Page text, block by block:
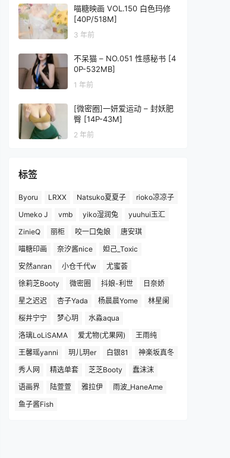
喵糖映画 VOL.150 白色玛修
[40P/518M]
3 年前
不呆猫 – NO.051 性感秘书 [4
0P-532MB]
1 年前
[微密圈]一妍爱运动 – 封妖肥
臀 [14P-43M]
2 年前
标签
Byoru LRXX Natsuko夏夏子
rioko凉凉子
Umeko J
vmb yiko湿润兔
yuuhui玉汇
ZinieQ
丽柜 咬一口兔娘
唐安琪
喵糖印画
奈汐酱nice
妲己_Toxic
安然anran
小仓千代w
尤蜜荟
徐莉芝Booty
微密圈 抖娘-利世
日奈娇
星之迟迟
杏子Yada 杨晨晨Yome
林星阑
桜井宁宁
梦心玥
水淼aqua
洛璃LoLiSAMA
爱尤物(尤果网)
王雨纯
王馨瑶yanni
玥儿玥er 白银81
神楽坂真冬
秀人网
精选单套 芝芝Booty
蠢沫沫
语画界
陆萱萱 雅拉伊
雨波_HaneAme
鱼子酱Fish